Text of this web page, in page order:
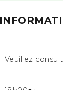
Veuillez